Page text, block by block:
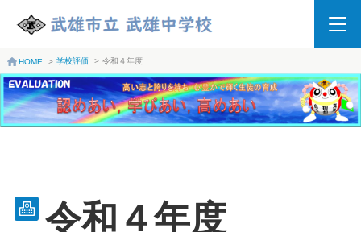
HOME > 学校評価 > 令和４年度
令和４年度